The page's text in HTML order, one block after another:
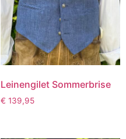
Leinengilet Sommerbrise
€ 139,95